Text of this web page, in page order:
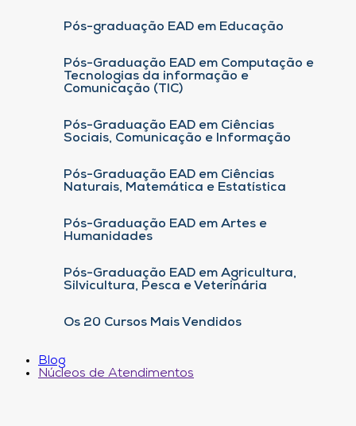
Pós-graduação EAD em Educação
Pós-Graduação EAD em Computação e
Tecnologias da informação e
Comunicação (TIC)
Pós-Graduação EAD em Ciências
Sociais, Comunicação e Informação
Pós-Graduação EAD em Ciências
Naturais, Matemática e Estatística
Pós-Graduação EAD em Artes e
Humanidades
Pós-Graduação EAD em Agricultura,
Silvicultura, Pesca e Veterinária
Os 20 Cursos Mais Vendidos
Blog
Núcleos de Atendimentos